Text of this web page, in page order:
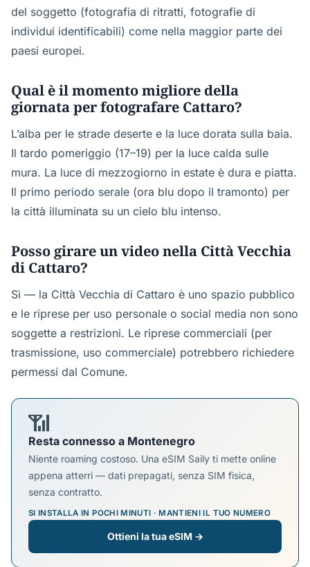
del soggetto (fotografia di ritratti, fotografie di
individui identificabili) come nella maggior parte dei
paesi europei.
Qual è il momento migliore della
giornata per fotografare Cattaro?
L’alba per le strade deserte e la luce dorata sulla baia.
Il tardo pomeriggio (17–19) per la luce calda sulle
mura. La luce di mezzogiorno in estate è dura e piatta.
Il primo periodo serale (ora blu dopo il tramonto) per
la città illuminata su un cielo blu intenso.
Posso girare un video nella Città Vecchia
di Cattaro?
Sì — la Città Vecchia di Cattaro è uno spazio pubblico
e le riprese per uso personale o social media non sono
soggette a restrizioni. Le riprese commerciali (per
trasmissione, uso commerciale) potrebbero richiedere
permessi dal Comune.
📶
Resta connesso a Montenegro
Niente roaming costoso. Una eSIM Saily ti mette online
appena atterri — dati prepagati, senza SIM fisica,
senza contratto.
SI INSTALLA IN POCHI MINUTI · MANTIENI IL TUO NUMERO
Ottieni la tua eSIM →